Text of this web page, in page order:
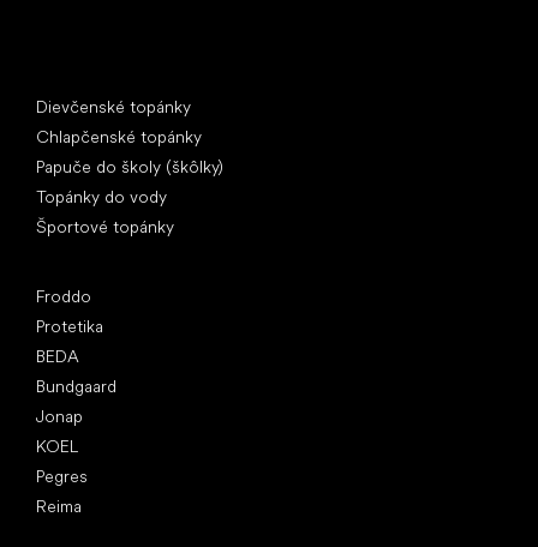
Dievčenské topánky
Chlapčenské topánky
Papuče do školy (škôlky)
Topánky do vody
Športové topánky
Froddo
Protetika
BEDA
Bundgaard
Jonap
KOEL
Pegres
Reima